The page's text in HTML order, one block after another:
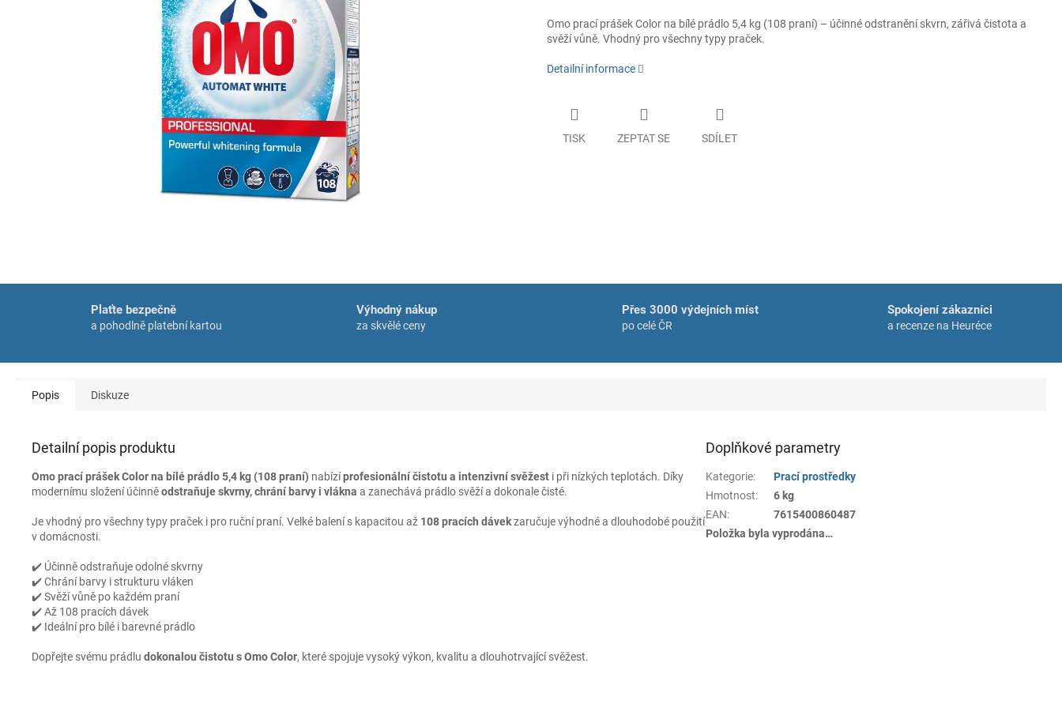
Omo prací prášek Color na bílé prádlo 5,4 kg (108 praní) – účinné odstranění skvrn, zářivá čistota a
svěží vůně. Vhodný pro všechny typy praček.
Detailní informace
TISK ZEPTAT SE SDÍLET
Plaťte bezpečně
a pohodlně platební kartou
Výhodný nákup
za skvělé ceny
Přes 3000 výdejních míst
po celé ČR
Spokojení zákazníci
a recenze na Heuréce
Popis Diskuze
Detailní popis produktu
Omo prací prášek Color na bílé prádlo 5,4 kg (108 praní) nabízíprofesionální čistotu a intenzivní svěžest i při nízkých teplotách. Díky
modernímu složení účinněodstraňuje skvrny, chrání barvy i vlákna a zanechává prádlo svěží a dokonale čisté.
Je vhodný pro všechny typy praček i pro ruční praní. Velké balení s kapacitou až 108 pracích dávekzaručuje výhodné a dlouhodobé použití
v domácnosti.
✔️ Účinně odstraňuje odolné skvrny
✔️ Chrání barvy i strukturu vláken
✔️ Svěží vůně po každém praní
✔️ Až 108 pracích dávek
✔️ Ideální pro bílé i barevné prádlo
Dopřejte svému prádlu dokonalou čistotu s Omo Color, které spojuje vysoký výkon, kvalitu a dlouhotrvající svěžest.
Doplňkové parametry
Kategorie:
Prací prostředky
Hmotnost:
6 kg
EAN:
7615400860487
Položka byla vyprodána…